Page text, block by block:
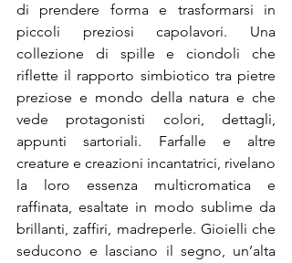
di prendere forma e trasformarsi in
piccoli preziosi capolavori. Una
collezione di spille e ciondoli che
riflette il rapporto simbiotico tra pietre
preziose e mondo della natura e che
vede protagonisti colori, dettagli,
appunti sartoriali. Farfalle e altre
creature e creazioni incantatrici, rivelano
la loro essenza multicromatica e
raffinata, esaltate in modo sublime da
brillanti, zaffiri, madreperle. Gioielli che
seducono e lasciano il segno, un’alta